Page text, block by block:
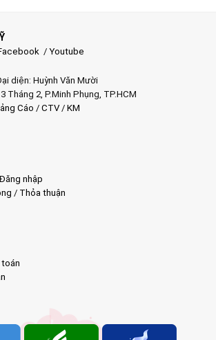
/ Youtube
diện: Huỳnh Văn Mười
Tháng 2, P.Minh Phụng, TP.HCM
Cáo / CTV/ KM
Đăng nhập
/ Thỏa thuận
toán